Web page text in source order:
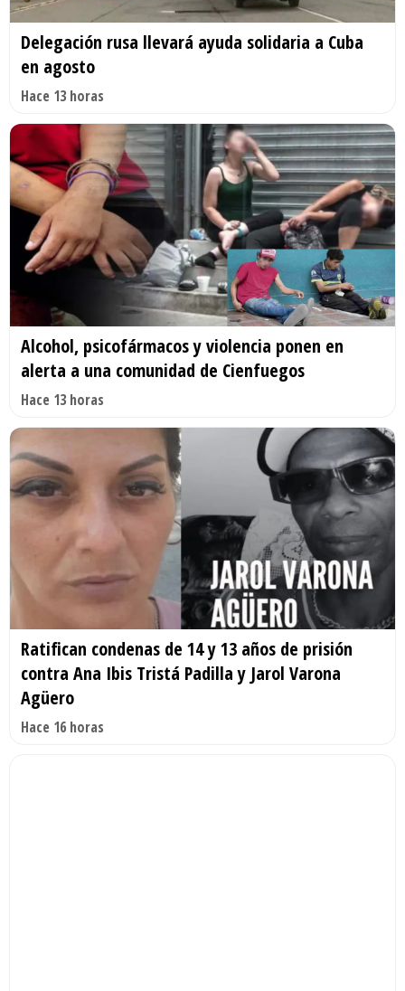
Delegación rusa llevará ayuda solidaria a Cuba
en agosto
Hace 13 horas
Alcohol, psicofármacos y violencia ponen en
alerta a una comunidad de Cienfuegos
Hace 13 horas
Ratifican condenas de 14 y 13 años de prisión
contra Ana Ibis Tristá Padilla y Jarol Varona
Agüero
Hace 16 horas